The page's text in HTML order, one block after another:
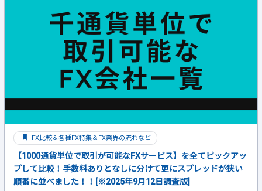
FX比較＆各種FX特集＆FX業界の流れなど
【1000通貨単位で取引が可能なFXサービス】を全てピックアッ
プして比較！手数料ありとなしに分けて更にスプレッドが狭い
順番に並べました！！[※2025年9月12日調査版]